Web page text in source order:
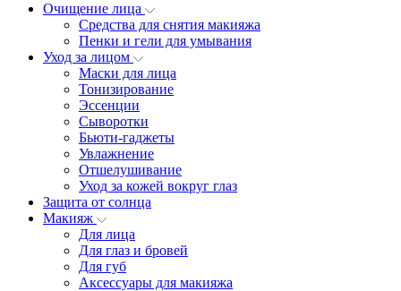
Очищение лица
Средства для снятия макияжа
Пенки и гели для умывания
Уход за лицом
Маски для лица
Тонизирование
Эссенции
Сыворотки
Бьюти-гаджеты
Увлажнение
Отшелушивание
Уход за кожей вокруг глаз
Защита от солнца
Макияж
Для лица
Для глаз и бровей
Для губ
Аксессуары для макияжа